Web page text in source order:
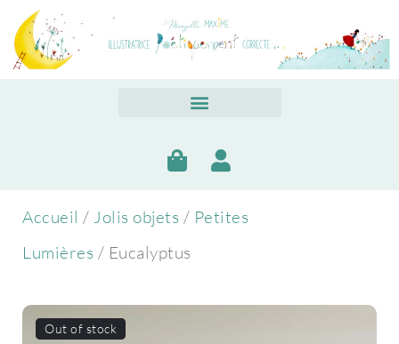
Accueil / Jolis objets / Petites
Lumières / Eucalyptus
Out of stock
Out of stock